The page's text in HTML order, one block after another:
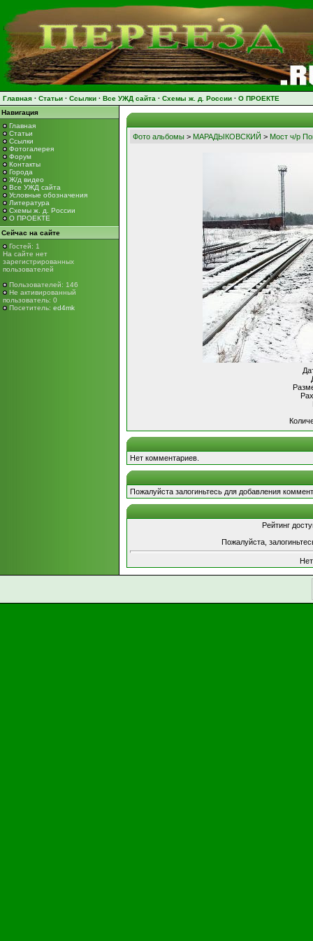
Главная · Статьи · Ссылки · Все УЖД сайта · Схемы ж. д. России · О ПРОЕКТЕ
Навигация
Главная
Статьи
Ссылки
Фотогалерея
Форум
Контакты
Города
Ж/д видео
Все УЖД сайта
Условные обозначения
Литература
Схемы ж. д. России
О ПРОЕКТЕ
Сейчас на сайте
Гостей: 1
На сайте нет
зарегистрированных
пользователей
Пользователей: 146
Не активированный
пользователь: 0
Посетитель: ed4mk
Фото альбомы > МАРАДЫКОВСКИЙ > Мост ч/р
Нет комментариев.
Пожалуйста залогиньтесь для добавления
Рейтинг
Пожалуйста,